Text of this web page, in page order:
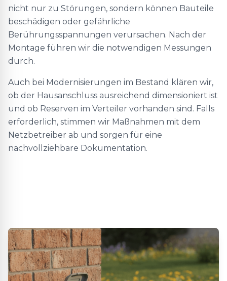
nicht nur zu Störungen, sondern können Bauteile
beschädigen oder gefährliche
Berührungsspannungen verursachen. Nach der
Montage führen wir die notwendigen Messungen
durch.
Auch bei Modernisierungen im Bestand klären wir,
ob der Hausanschluss ausreichend dimensioniert ist
und ob Reserven im Verteiler vorhanden sind. Falls
erforderlich, stimmen wir Maßnahmen mit dem
Netzbetreiber ab und sorgen für eine
nachvollziehbare Dokumentation.